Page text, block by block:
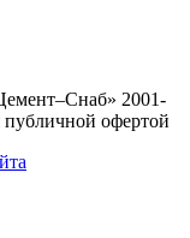
2001-
публичной офертой